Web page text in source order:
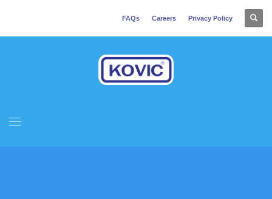
FAQs Careers Privacy Policy